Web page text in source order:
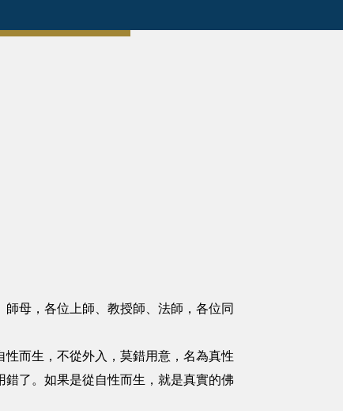
母，各位上師、教授師、法師，各位同
而生，不從外入，莫錯用意，名為真性
了。如果是從自性而生，就是真實的佛